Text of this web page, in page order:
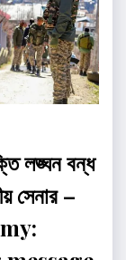
লঙ্ঘন বন্ধ
সেনার –